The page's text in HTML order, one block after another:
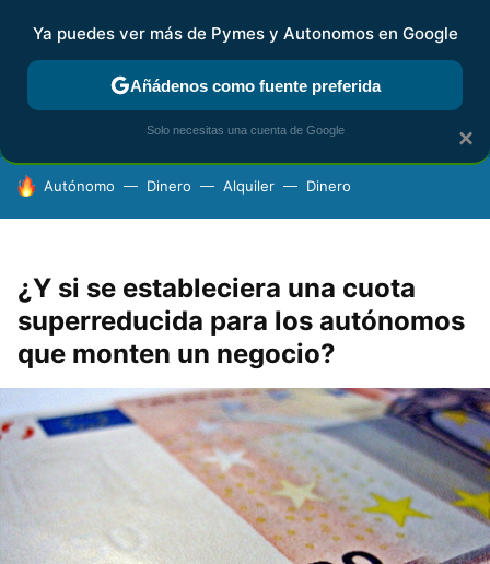
FISCALIDAD Y CONTABILIDAD KIT DIGITAL RENTA
HOY SE HABLA DE
Autónomo Dinero Alquiler Dinero
¿Y si se estableciera una cuota
superreducida para los autónomos
que monten un negocio?
×
Ya puedes ver más de Pymes y Autonomos en Google
Añádenos como fuente preferida
Solo necesitas una cuenta de Google